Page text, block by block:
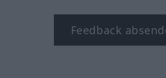
Feedback